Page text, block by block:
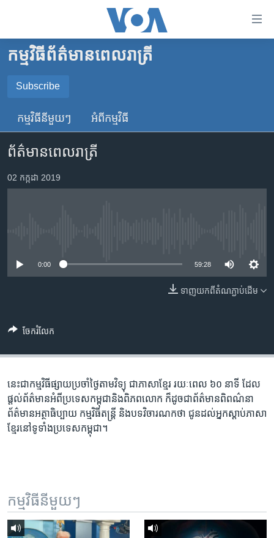
គេហទំព័រ​
ទាក់ទង
រំលង​
ទំព័រ​
ព័ត៌មាន​​
តែ​
ម្តង
រចនា
ចូល​
ស្វែង​
កម្ពុជា
អន្តរជាតិ
ចិន
ហេឡូវីអូអេ
កម្ពុជាច្នៃប្រតិដ្ឋ
កម្មវិធីទាំងអស់
បណ្តាញ​សង្គម
ភាសា
កម្មវិធី​ព័ត៌មាន​ពេលរាត្រី
Subscribe
SUBSCRIBE
YouTube Music
កម្មវិធី​នីមួយៗ អំពី​កម្មវិធី​
ព័ត៌មានពេលរាត្រី
02 កក្កដា 2019
0:00 59:28
ទាញ​យក​ពី​តំណភ្ជាប់​ដើម
ចែករំលែក
នេះ​ជា​កម្ម​វិធី​ផ្សាយ​ប្រចាំ​ថ្ងៃ​តាម​វិទ្យុ ​ជាភាសា​ខ្មែរ​ រយៈ​ពេល​ ៦០​ នាទី ដែល​
ផ្តល់​ព័ត៌មាន​អំពី​ប្រទេស​កម្ពុជា​និង​ពិភព​លោក ​ក៏ដូច​ជា​ព័ត៌មាន​ពិពណ៌នា
ព័ត៌មាន​អត្ថាធិប្បាយ​ កម្ម​វិធី​តន្ត្រី ​និង​បទ​វិចារណកថា​ ជូន​ដល់​អ្នក​ស្តាប់​ភាសា​
ខ្មែរ​នៅ​ទូទាំង​ប្រទេស​កម្ពុជា។
កម្មវិធី​នីមួយៗ